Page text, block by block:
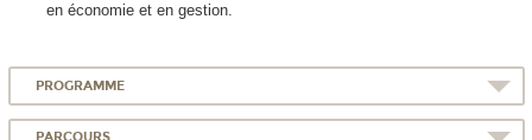
en économie et en gestion.
PROGRAMME